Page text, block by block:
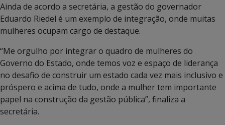
Ainda de acordo a secretária, a gestão do governador
Eduardo Riedel é um exemplo de integração, onde muitas
mulheres ocupam cargo de destaque.
“Me orgulho por integrar o quadro de mulheres do
Governo do Estado, onde temos voz e espaço de liderança
no desafio de construir um estado cada vez mais inclusivo e
próspero e acima de tudo, onde a mulher tem importante
papel na construção da gestão pública”, finaliza a
secretária.